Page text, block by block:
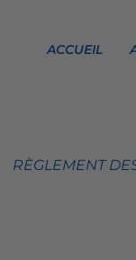
ACCUEIL
RÈGLEMENT